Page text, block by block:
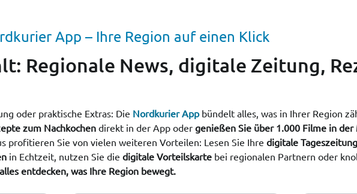
App – Ihre Region auf einen Klick
Regionale News, digitale Zeitung,
oder praktische Extras: Die Nordkurier Appbündelt alles, was in Ihrer Region
zum Nachkochen direkt in der App oder genießen Sie über 1.000 Filme in der
profitieren Sie von vielen weiteren Vorteilen: Lesen Sie Ihre digitale Tageszeitung
in Echtzeit, nutzen Sie die digitale Vorteilskarte bei regionalen Partnern oder
entdecken, was Ihre Region bewegt.